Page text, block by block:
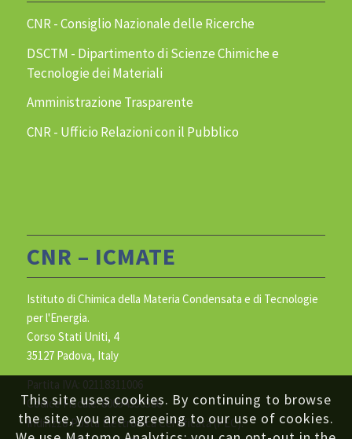
CNR - Consiglio Nazionale delle Ricerche
DSCTM - Dipartimento di Scienze Chimiche e
Tecnologie dei Materiali
Amministrazione Trasparente
CNR - Ufficio Relazioni con il Pubblico
CNR – ICMATE
Istituto di Chimica della Materia Condensata e di Tecnologie
per l'Energia.
Corso Stati Uniti, 4
35127 Padova, Italy
Partita IVA: 02118311006
Codice Fiscale: 80054330586
Indirizzo Posta Elettronica Certificata (PEC):
This site uses cookies. By continuing to browse
the site, you are agreeing to our use of cookies.